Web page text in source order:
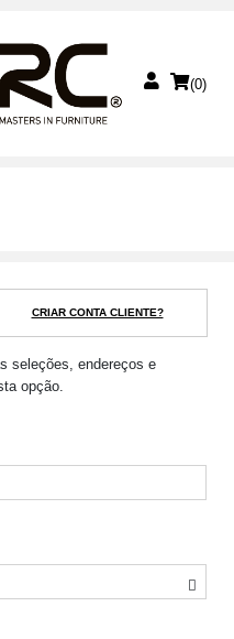
(0)
CRIAR CONTA CLIENTE?
seleções, endereços e
opção.